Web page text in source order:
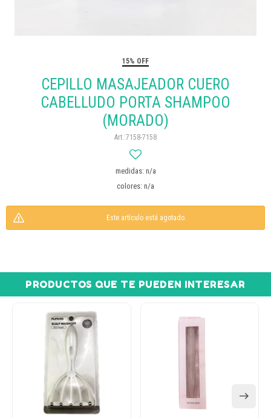
15% OFF
CEPILLO MASAJEADOR CUERO
CABELLUDO PORTA SHAMPOO
(MORADO)
7158-7158
medidas: n/a
colores: n/a
Este artículo está agotado.
PRODUCTOS QUE TE PUEDEN INTERESAR